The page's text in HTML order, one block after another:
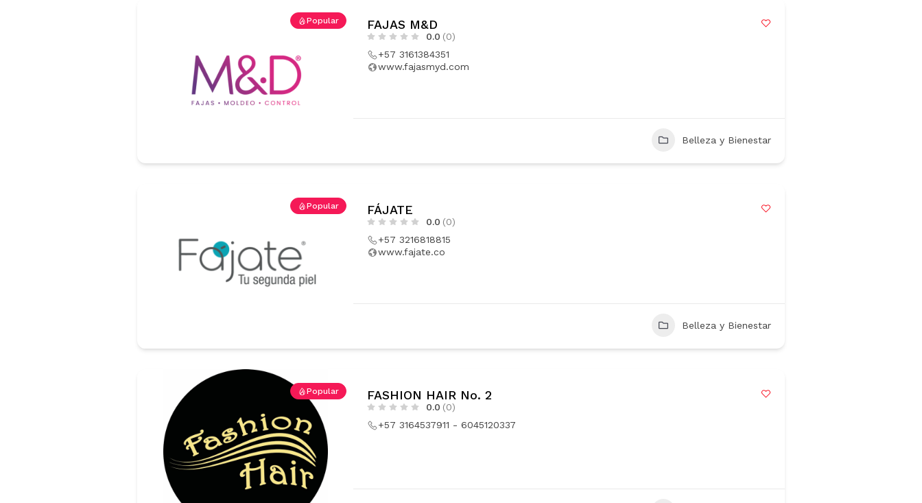
Popular FAJAS M&D
0.0 (0)
+57 3161384351
www.fajasmyd.com
Belleza y Bienestar
Popular FÁJATE
0.0 (0)
+57 3216818815
www.fajate.co
Belleza y Bienestar
Popular FASHION HAIR No. 2
0.0 (0)
+57 3164537911 - 6045120337